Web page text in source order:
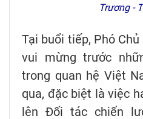
Trương -
Tại buổi tiếp, Phó
vui mừng trước
trong quan hệ Việt
qua, đặc biệt là việc
lên Đối tác chiến